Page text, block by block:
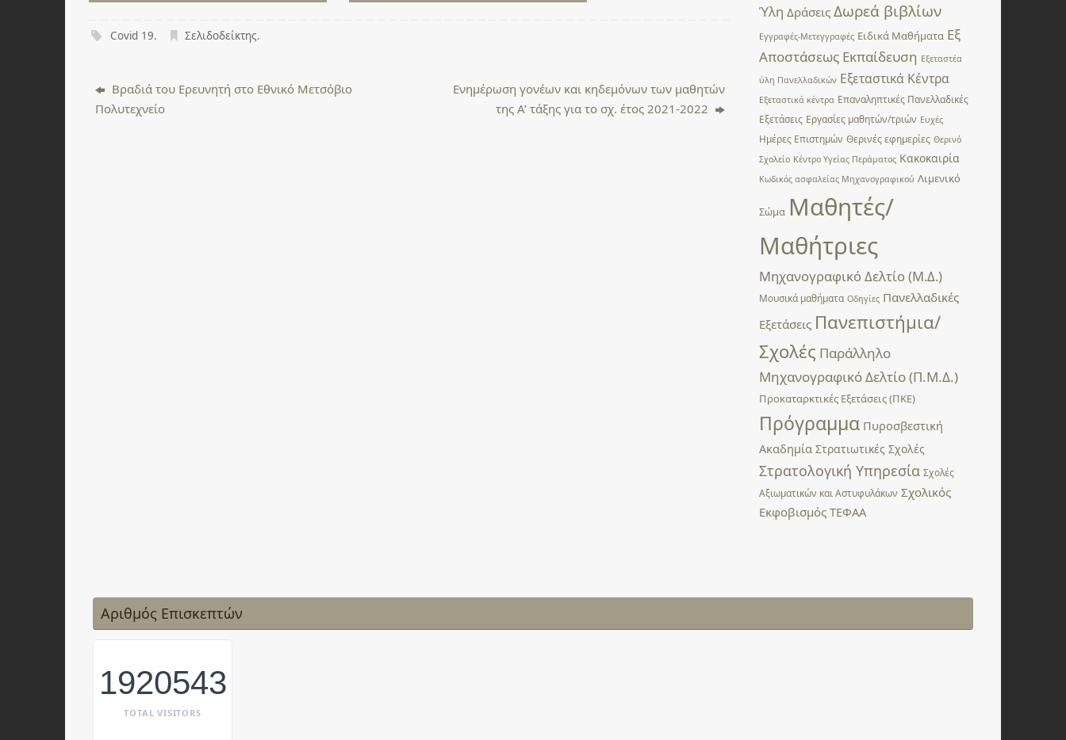
Covid 19. Σελιδοδείκτης.
Βραδιά του Ερευνητή στο Εθνικό Μετσόβιο
Πολυτεχνείο
Ενημέρωση γονέων και κηδεμόνων των μαθητών
της Α’ τάξης για το σχ. έτος 2021-2022
Ύλη Δράσεις Δωρεά βιβλίων
Εγγραφές-Μετεγγραφές Ειδικά Μαθήματα Εξ
Αποστάσεως Εκπαίδευση Εξεταστέα
ύλη Πανελλαδικών Εξεταστικά Κέντρα
Εξεταστικά κέντρα Επαναληπτικές Πανελλαδικές
Εξετάσεις Εργασίες μαθητών/τριών Ευχές
Ημέρες Επιστημών Θερινές εφημερίες Θερινό
Σχολείο Κέντρο Υγείας Περάματος Κακοκαιρία
Κωδικός ασφαλείας Μηχανογραφικού Λιμενικό
Σώμα Μαθητές/
Μαθήτριες
Μηχανογραφικό Δελτίο (Μ.Δ.)
Μουσικά μαθήματα Οδηγίες Πανελλαδικές
Εξετάσεις Πανεπιστήμια/
Σχολές Παράλληλο
Μηχανογραφικό Δελτίο (Π.Μ.Δ.)
Προκαταρκτικές Εξετάσεις (ΠΚΕ)
Πρόγραμμα Πυροσβεστική
Ακαδημία Στρατιωτικές Σχολές
Στρατολογική Υπηρεσία Σχολές
Αξιωματικών και Αστυφυλάκων Σχολικός
Εκφοβισμός ΤΕΦΑΑ
Αριθμός Επισκεπτών
1920543
TOTAL VISITORS